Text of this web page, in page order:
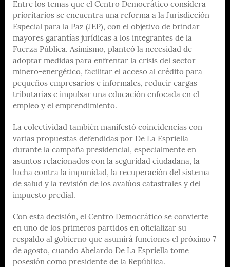
Entre los temas que el Centro Democrático considera
prioritarios se encuentra una reforma a la Jurisdicción
Especial para la Paz (JEP), con el objetivo de brindar
mayores garantías jurídicas a los integrantes de la
Fuerza Pública. Asimismo, planteó la necesidad de
adoptar medidas para enfrentar la crisis del sector
minero-energético, facilitar el acceso al crédito para
pequeños empresarios e informales, reducir cargas
tributarias e impulsar una educación enfocada en el
empleo y el emprendimiento.
La colectividad también manifestó coincidencias con
varias propuestas defendidas por De La Espriella
durante la campaña presidencial, especialmente en
asuntos relacionados con la seguridad ciudadana, la
lucha contra la impunidad, la recuperación del sistema
de salud y la revisión de los avalúos catastrales y del
impuesto predial.
Con esta decisión, el Centro Democrático se convierte
en uno de los primeros partidos en oficializar su
respaldo al gobierno que asumirá funciones el próximo 7
de agosto, cuando Abelardo De La Espriella tome
posesión como presidente de la República.